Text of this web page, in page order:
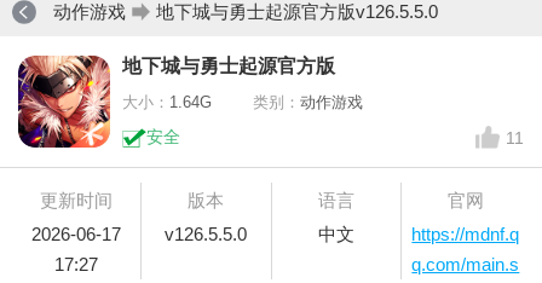
动作游戏 地下城与勇士起源官方版v126.5.5.0
地下城与勇士起源官方版
大小： 1.64G 类别： 动作游戏
安全 11
更新时间
2026-06-17
17:27
版本
v126.5.5.0
语言
中文
官网
https://mdnf.q
q.com/main.s